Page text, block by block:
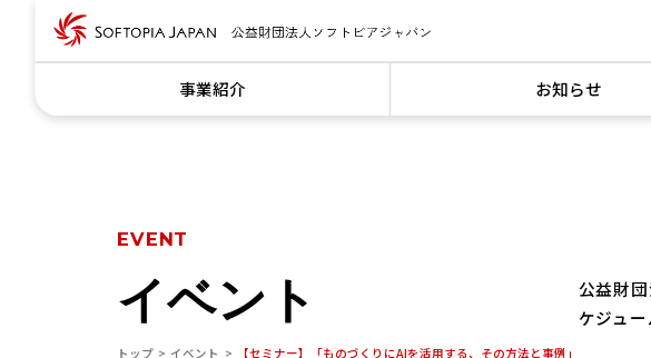
事業紹介 お知らせ
EVENT
イベント
トップ イベント 【セミナー】「ものづくりにAIを活用する、その方法と事例」
公益財
ケジュー